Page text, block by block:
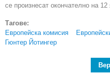
се произнесат окончателно на 12
Тагове:
Европейска комисия
Гюнтер Йотингер